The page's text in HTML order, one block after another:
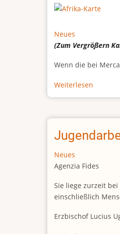
Neues
(Zum Vergrößern
Wenn die bei
Weiterlesen
Afrikas
Größe
Neues
Agenzia Fides
Sie liege zurzeit
einschließlich
Erzbischof Lucius